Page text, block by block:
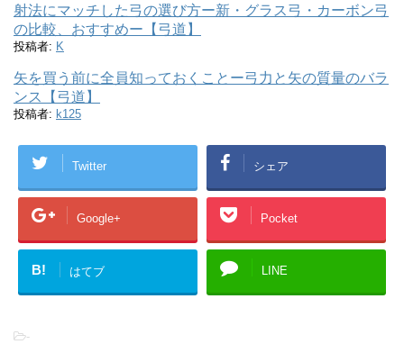
射法にマッチした弓の選び方ー新・グラス弓・カーボン弓
の比較、おすすめー【弓道】
投稿者: K
矢を買う前に全員知っておくことー弓力と矢の質量のバラ
ンス【弓道】
投稿者: k125
Twitter シェア
Google+ Pocket
B! はてブ LINE
-